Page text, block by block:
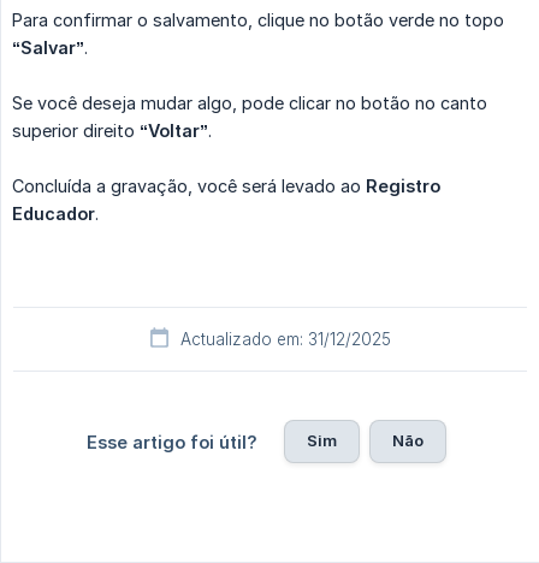
Para confirmar o salvamento, clique no botão verde no topo
“Salvar”.
Se você deseja mudar algo, pode clicar no botão no canto
superior direito “Voltar”.
Concluída a gravação, você será levado ao Registro
Educador.
Actualizado em: 31/12/2025
Esse artigo foi útil? Sim Não